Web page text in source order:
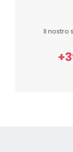
Il nostro